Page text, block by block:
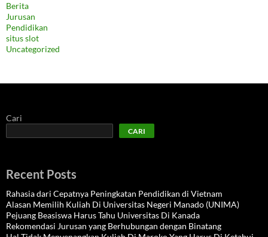
Berita
Jurusan
Pendidikan
situs slot
Uncategorized
Cari
CARI
Recent Posts
Rahasia dari Cepatnya Peningkatan Pendidikan di Vietnam
Alasan Memilih Kuliah Di Universitas Negeri Manado (UNIMA)
Pejuang Beasiswa Harus Tahu Universitas Di Kanada
Rekomendasi Jurusan yang Berhubungan dengan Binatang